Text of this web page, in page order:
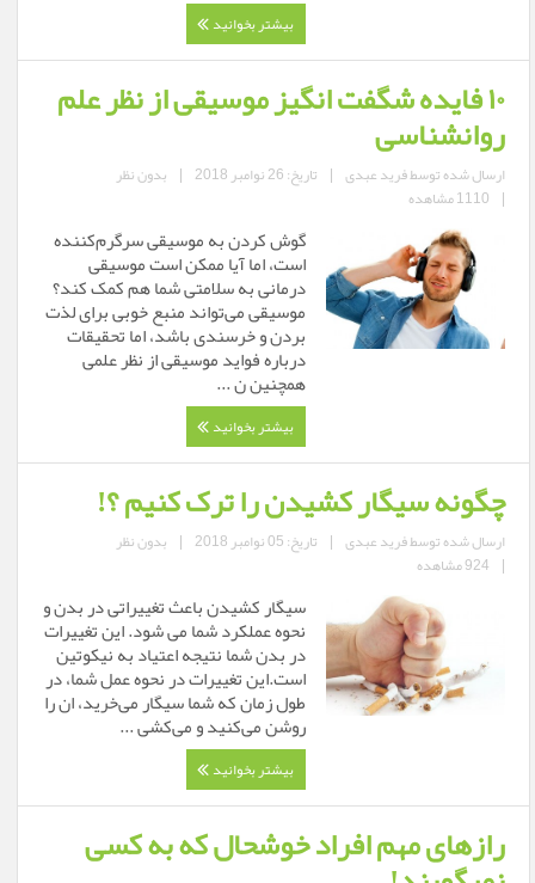
بیشتر بخوانید
۱۰ فایده شگفت انگیز موسیقی از نظر علم
روانشناسی
ارسال شده توسطفرید عبدی | تاریخ: 26 نوامبر 2018 | بدون نظر
| 1110 مشاهده
گوش کردن به موسیقی سرگرم‌کننده
است، اما آیا ممکن است موسیقی
درمانی به سلامتی شما هم کمک کند؟
موسیقی می‌تواند منبع خوبی برای لذت
بردن و خرسندی باشد، اما تحقیقات
درباره فواید موسیقی از نظر علمی
همچنین ن ...
بیشتر بخوانید
چگونه سیگار کشیدن را ترک کنیم ؟!
ارسال شده توسطفرید عبدی | تاریخ: 05 نوامبر 2018 | بدون نظر
| 924 مشاهده
سیگار کشیدن باعث تغییراتی در بدن و
نحوه عملکرد شما می شود. این تغییرات
در بدن شما نتیجه اعتیاد به نیکوتین
است.این تغییرات در نحوه عمل شما، در
طول زمان که شما سیگار می‌خرید، ان را
روشن می‌کنید و می‌کشی ...
بیشتر بخوانید
رازهای مهم افراد خوشحال که به کسی